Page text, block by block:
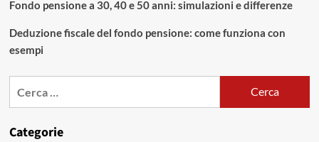
Fondo pensione a 30, 40 e 50 anni: simulazioni e differenze
Deduzione fiscale del fondo pensione: come funziona con
esempi
Categorie